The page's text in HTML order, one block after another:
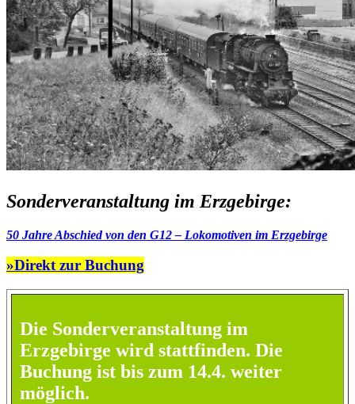
Sonderveranstaltung im Erzgebirge:
50 Jahre Abschied von den G12 – Lokomotiven im Erzgebirge
»Direkt zur Buchung
Die Sonderveranstaltung im
Erzgebirge wird stattfinden. Die
Buchung ist bis zum 14.4. weiter
möglich.